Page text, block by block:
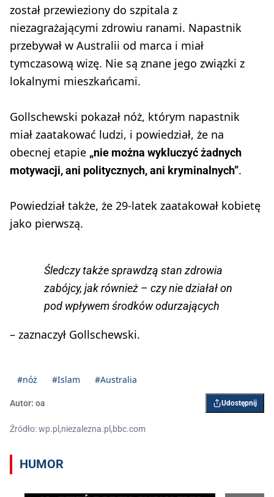
został przewieziony do szpitala z
niezagrażającymi zdrowiu ranami. Napastnik
przebywał w Australii od marca i miał
tymczasową wizę. Nie są znane jego związki z
lokalnymi mieszkańcami.
Gollschewski pokazał nóż, którym napastnik
miał zaatakować ludzi, i powiedział, że na
obecnej etapie „nie można wykluczyć żadnych
motywacji, ani politycznych, ani kryminalnych”.
Powiedział także, że 29-latek zaatakował kobietę
jako pierwszą.
Śledczy także sprawdzą stan zdrowia
zabójcy, jak również – czy nie działał on
pod wpływem środków odurzających
– zaznaczył Gollschewski.
#nóż #Islam #Australia
Autor: oa Udostępnij
Źródło: wp.pl,niezalezna.pl,bbc.com
HUMOR